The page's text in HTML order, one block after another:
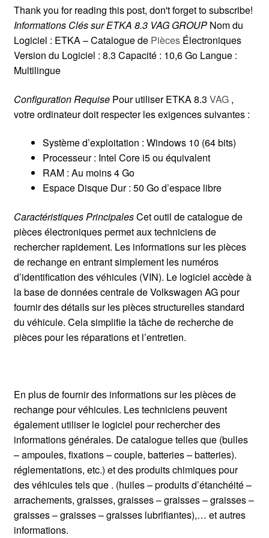
Thank you for reading this post, don't forget to subscribe!
Informations Clés sur ETKA 8.3 VAG GROUPNom du
Logiciel : ETKA – Catalogue de PiècesÉlectroniques
Version du Logiciel : 8.3 Capacité : 10,6 Go Langue :
Multilingue
Configuration RequisePour utiliser ETKA 8.3 VAG,
votre ordinateur doit respecter les exigences suivantes :
Système d’exploitation : Windows 10 (64 bits)
Processeur : Intel Core i5 ou équivalent
RAM : Au moins 4 Go
Espace Disque Dur : 50 Go d’espace libre
Caractéristiques PrincipalesCet outil de catalogue de
pièces électroniques permet aux techniciens de
rechercher rapidement. Les informations sur les pièces
de rechange en entrant simplement les numéros
d’identification des véhicules (VIN). Le logiciel accède à
la base de données centrale de Volkswagen AG pour
fournir des détails sur les pièces structurelles standard
du véhicule. Cela simplifie la tâche de recherche de
pièces pour les réparations et l’entretien.
En plus de fournir des informations sur les pièces de
rechange pour véhicules. Les techniciens peuvent
également utiliser le logiciel pour rechercher des
informations générales. De catalogue telles que (bulles
– ampoules, fixations – couple, batteries – batteries).
réglementations, etc.) et des produits chimiques pour
des véhicules tels que . (huiles – produits d’étanchéité –
arrachements, graisses, graisses – graisses – graisses –
graisses – graisses – graisses lubrifiantes),… et autres
informations.